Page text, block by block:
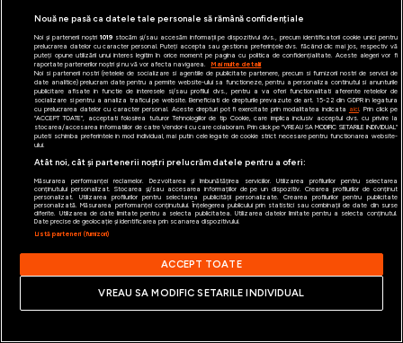
Inedit
Clasamente
Champions League
Europa League
CM 2026
Premier League
Nouă ne pasă ca datele tale personale să rămână confidențiale
Noi și partenerii noștri 1019stocăm și/sau accesăm informații pe dispozitivul dvs., precum identificatorii cookie unici pentru
prelucrarea datelor cu caracter personal. Puteți accepta sau gestiona preferințele dvs. făcând clic mai jos, respectiv vă
puteți opune utilizării unui interes legitim în orice moment pe pagina cu politica de confidențialitate. Aceste alegeri vor fi
raportate partenerilor noștri și nu vă vor afecta navigarea.
Mai multe detalii
Noi si partenerii nostri (retelele de socializare si agentiile de publicitate partenere, precum si furnizorii nostri de servicii de
date analitice) prelucram date pentru a permite website-ului sa functioneze, pentru a personaliza continutul si anunturile
publicitare afisate in functie de interesele si/sau profilul dvs., pentru a va oferi functionalitati aferente retelelor de
socializare si pentru a analiza traficul pe website. Beneficiati de drepturile prevazute de art. 15-22 din GDPR in legatura
cu prelucrarea datelor cu caracter personal. Aceste drepturi pot fi exercitate prin modalitatea indicata aici. Prin click pe
“ACCEPT TOATE”, acceptati folosirea tuturor Tehnologiilor de tip Cookie, care implica inclusiv acceptul dvs. cu privire la
stocarea/accesarea informatiilor de catre Vendor-ii cu care colaboram. Prin click pe “VREAU SA MODIFIC SETARILE INDIVIDUAL”
puteti schimba preferintele in mod individual, mai putin cele legate de cookie strict necesare pentru functionarea website-
ului.
Atât noi, cât și partenerii noștri prelucrăm datele pentru a oferi:
Măsurarea performanței reclamelor. Dezvoltarea și îmbunătățirea serviciilor. Utilizarea profilurilor pentru selectarea
conținutului personalizat. Stocarea și/sau accesarea informațiilor de pe un dispozitiv. Crearea profilurilor de conținut
personalizat. Utilizarea profilurilor pentru selectarea publicității personalizate. Crearea profilurilor pentru publicitate
personalizată. Măsurarea performanței conținutului. Înțelegerea publicului prin statistici sau combinații de date din surse
diferite. Utilizarea de date limitate pentru a selecta publicitatea. Utilizarea datelor limitate pentru a selecta conținutul.
Date precise de geolocație și identificarea prin scanarea dispozitivului.
Listă parteneri (furnizori)
ACCEPT TOATE
VREAU SA MODIFIC SETARILE INDIVIDUAL